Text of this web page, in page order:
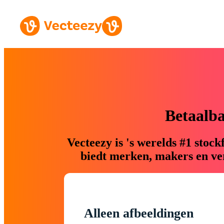
Vecteezy is 's werelds #1
biedt merken, makers en
Alleen afbeeldingen